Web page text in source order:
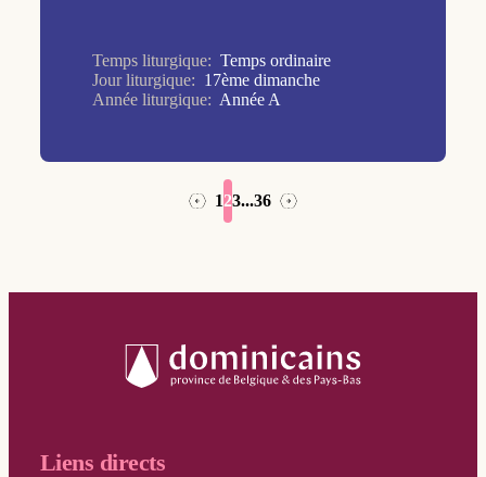
Pâques
Sainte Trinité
Saints Pierre et Paul
Vendredi Saint
Temps liturgique: Temps ordinaire
Jour liturgique: 17ème dimanche
Année liturgique: Année A
← 123...36 →
Liens directs